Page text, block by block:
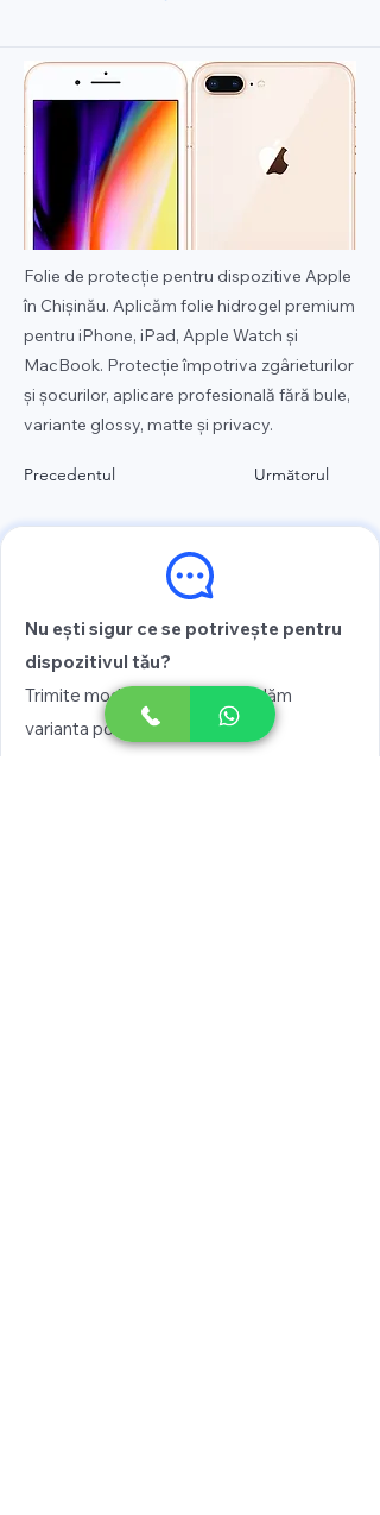
Folie de protecție pentru dispozitive Apple
în Chișinău. Aplicăm folie hidrogel premium
pentru iPhone, iPad, Apple Watch și
MacBook. Protecție împotriva zgârieturilor
și șocurilor, aplicare profesională fără bule,
variante glossy, matte și privacy.
Precedentul Următorul
Nu ești sigur ce se potrivește pentru
dispozitivul tău?
Trimite modelul și îți recomandăm
varianta potrivită